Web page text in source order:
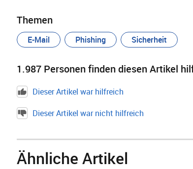
Themen
E-Mail Phishing Sicherheit
1.987 Personen finden diesen Artikel
Dieser Artikel war hilfreich
Dieser Artikel war nicht hilfreich
Ähnliche Artikel